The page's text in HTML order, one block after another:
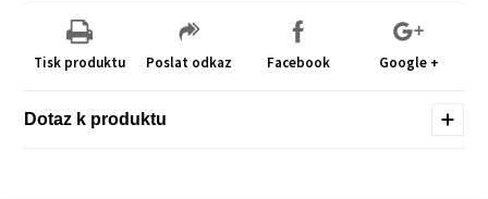
Tisk produktu Poslat odkaz Facebook Google +
Dotaz k produktu